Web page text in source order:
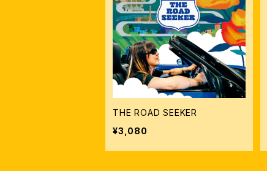
THE ROAD SEEKER
¥3,080